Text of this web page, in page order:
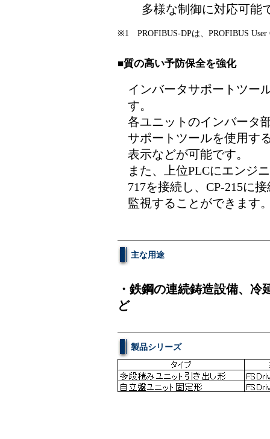
多様な制御に対応可能
※1 PROFIBUS-DPは、PROFIBUS User
■質の高い予防保全を強化
インバータサポートツー
す。
各ユニットのインバータ
サポートツールを使用す
表示などが可能です。
また、上位PLCにエンジ
717を接続し、CP-215に
監視することができます
主な用途
・鉄鋼の連続鋳造設備、
ど
製品シリーズ